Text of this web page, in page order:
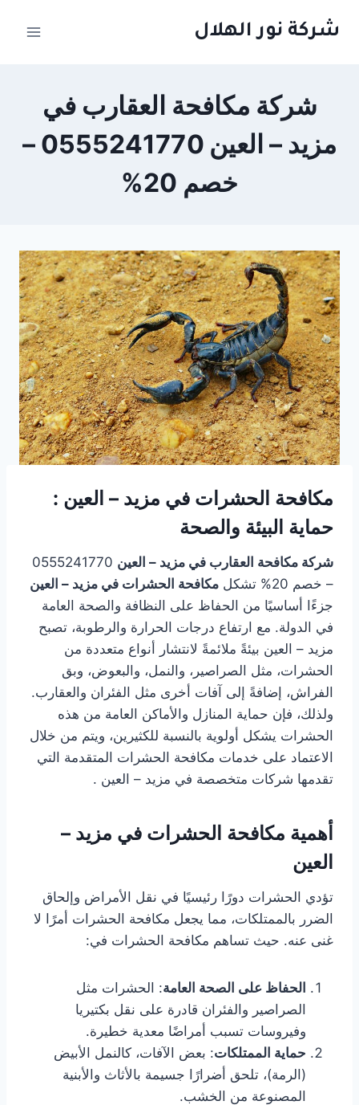
شركة نور الهلال
شركة مكافحة العقارب في
مزيد – العين 0555241770 –
خصم 20%
مكافحة الحشرات في مزيد – العين :
حماية البيئة والصحة
شركة مكافحة العقارب في مزيد – العين 0555241770
– خصم 20% تشكل
مكافحة الحشرات في مزيد – العين
جزءًا أساسيًا من الحفاظ على النظافة والصحة العامة
في الدولة. مع ارتفاع درجات الحرارة والرطوبة، تصبح
مزيد – العين بيئةً ملائمةً لانتشار أنواع متعددة من
الحشرات، مثل الصراصير، والنمل، والبعوض، وبق
الفراش، إضافةً إلى آفات أخرى مثل الفئران والعقارب.
ولذلك، فإن حماية المنازل والأماكن العامة من هذه
الحشرات يشكل أولوية بالنسبة للكثيرين، ويتم من خلال
الاعتماد على خدمات مكافحة الحشرات المتقدمة التي
تقدمها شركات متخصصة في مزيد – العين .
أهمية مكافحة الحشرات في مزيد –
العين
تؤدي الحشرات دورًا رئيسيًا في نقل الأمراض وإلحاق
الضرر بالممتلكات، مما يجعل مكافحة الحشرات أمرًا لا
غنى عنه. حيث تساهم مكافحة الحشرات في:
الحفاظ على الصحة العامة: الحشرات مثل
الصراصير والفئران قادرة على نقل بكتيريا
وفيروسات تسبب أمراضًا معدية خطيرة.
حماية الممتلكات: بعض الآفات، كالنمل الأبيض
(الرمة)، تلحق أضرارًا جسيمة بالأثاث والأبنية
المصنوعة من الخشب.